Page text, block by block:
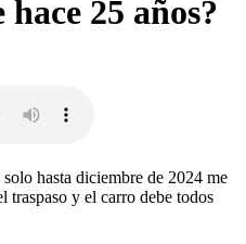
25 años?
hasta diciembre de 2024 me
traspaso y el carro debe todos